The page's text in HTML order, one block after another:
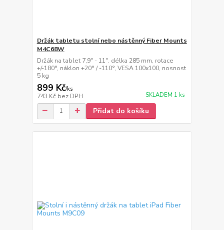
Držák tabletu stolní nebo nástěnný Fiber Mounts
M4C68W
Držák na tablet 7,9" - 11". délka 285 mm, rotace
+/-180°, náklon +20° / -110°, VESA 100x100, nosnost
5 kg
899 Kč/ks
743 Kč bez DPH SKLADEM 1 ks
Přidat do košíku